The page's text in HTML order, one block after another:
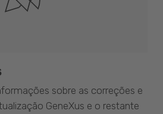
sobre as correções e
GeneXus e o restante